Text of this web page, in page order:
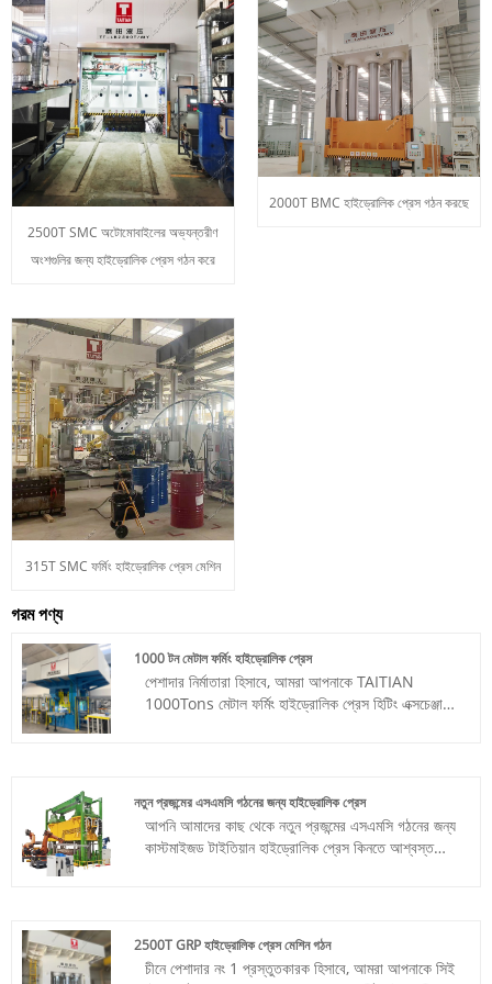
2500T SMC অটোমোবাইলের অভ্যন্তরীণ
অংশগুলির জন্য হাইড্রোলিক প্রেস গঠন করে
2000T BMC হাইড্রোলিক প্রেস গঠন করছে
315T SMC ফর্মিং হাইড্রোলিক প্রেস মেশিন
গরম পণ্য
1000 টন মেটাল ফর্মিং হাইড্রোলিক প্রেস
পেশাদার নির্মাতারা হিসাবে, আমরা আপনাকে TAITIAN
1000Tons মেটাল ফর্মিং হাইড্রোলিক প্রেস হিটিং এক্সচেঞ্জার
পণ্যের উত্স: চীন
রঙ: গ্রাহকের প্রয়োজন অনুযায়ী
শিপিং পোর্ট: কিংডাও, সাংহাই
নতুন প্রজন্মের এসএমসি গঠনের জন্য হাইড্রোলিক প্রেস
আপনি আমাদের কাছ থেকে নতুন প্রজন্মের এসএমসি গঠনের জন্য
কাস্টমাইজড টাইতিয়ান হাইড্রোলিক প্রেস কিনতে আশ্বস্ত
আপনার উৎপাদন লক্ষ্য পূরণ বা অতিক্রম করতে সক্ষম করতে
এখানে রয়েছে।
আইটেম নম্বর: TT-T7
2500T GRP হাইড্রোলিক প্রেস মেশিন গঠন
চীনে পেশাদার নং 1 প্রস্তুতকারক হিসাবে, আমরা আপনাকে সিই